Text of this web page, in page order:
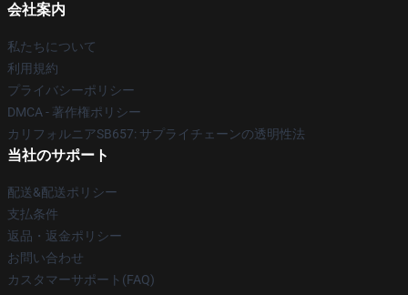
会社案内
私たちについて
利用規約
プライバシーポリシー
DMCA - 著作権ポリシー
カリフォルニアSB657: サプライチェーンの透明性法
当社のサポート
配送&配送ポリシー
支払条件
返品・返金ポリシー
お問い合わせ
カスタマーサポート(FAQ)